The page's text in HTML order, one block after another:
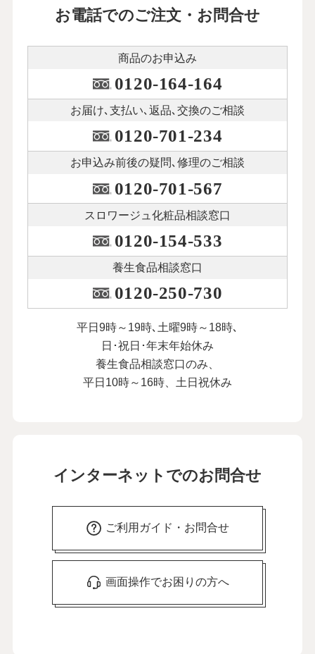
お電話でのご注文・お問合せ
商品のお申込み
0120-164-164
お届け､支払い､ 返品､交換のご相談
0120-701-234
お申込み前後の疑問､修理のご相談
0120-701-567
スロワージュ化粧品相談窓口
0120-154-533
養生食品相談窓口
0120-250-730
平日9時～19時､土曜9時～18時､
日･祝日･年末年始休み
養生食品相談窓口のみ、
平日10時～16時、土日祝休み
インターネットでのお問合せ
ご利用ガイド・お問合せ
画面操作でお困りの方へ